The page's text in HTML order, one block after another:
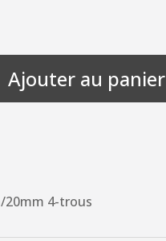
Ajouter au panier
20mm 4-trous